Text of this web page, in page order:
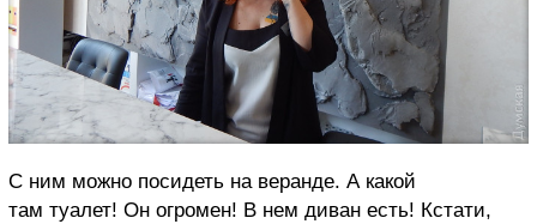
С ним можно посидеть на веранде. А какой
там туалет! Он огромен! В нем диван есть! Кстати,